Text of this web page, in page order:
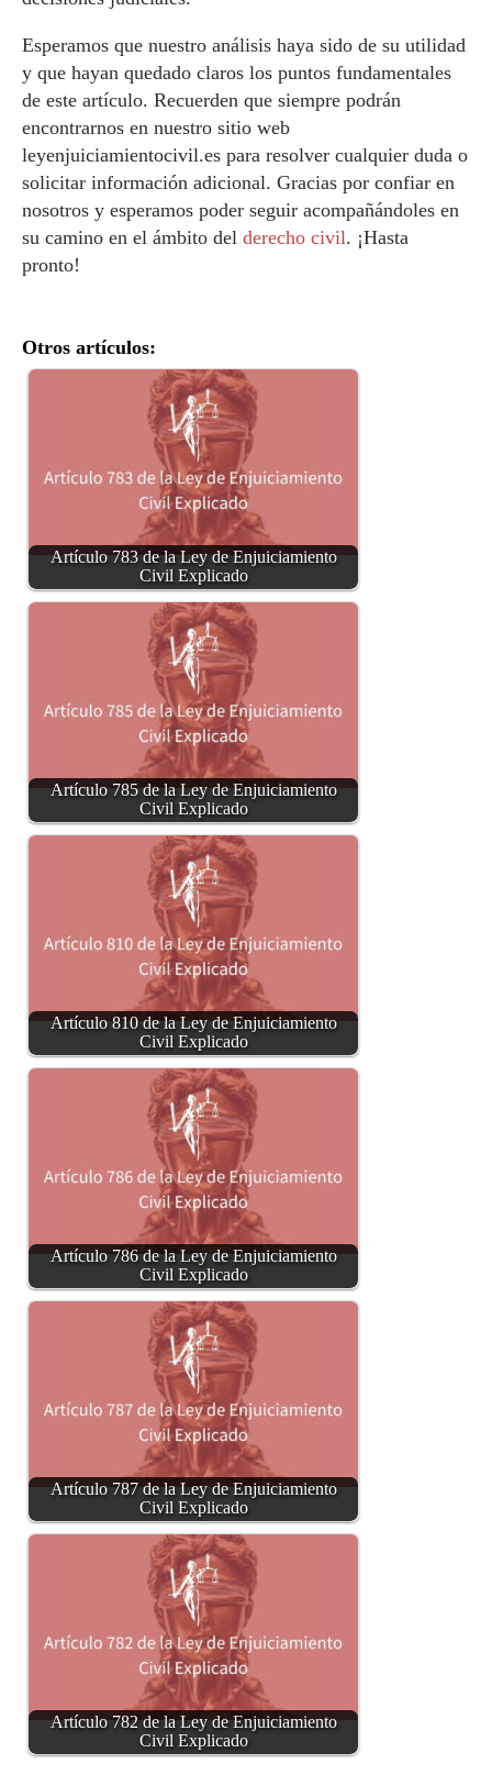
Esperamos que nuestro análisis haya sido de su utilidad
y que hayan quedado claros los puntos fundamentales
de este artículo. Recuerden que siempre podrán
encontrarnos en nuestro sitio web
leyenjuiciamientocivil.es para resolver cualquier duda o
solicitar información adicional. Gracias por confiar en
nosotros y esperamos poder seguir acompañándoles en
su camino en el ámbito del derecho civil. ¡Hasta
pronto!
Otros artículos:
Artículo 783 de la Ley de Enjuiciamiento
Civil Explicado
Artículo 785 de la Ley de Enjuiciamiento
Civil Explicado
Artículo 810 de la Ley de Enjuiciamiento
Civil Explicado
Artículo 786 de la Ley de Enjuiciamiento
Civil Explicado
Artículo 787 de la Ley de Enjuiciamiento
Civil Explicado
Artículo 782 de la Ley de Enjuiciamiento
Civil Explicado